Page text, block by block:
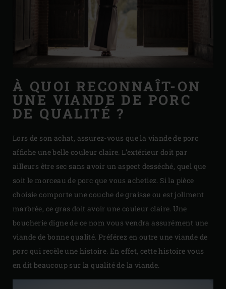
À QUOI RECONNAÎT-ON
UNE VIANDE DE PORC
DE QUALITÉ ?
Lors de son achat, assurez-vous que la viande de porc
affiche une belle couleur claire. L’extérieur doit par
ailleurs être sec sans avoir un aspect desséché, quel que
soit le morceau de porc que vous achetiez. Si la pièce
choisie comporte une couche de graisse ou est joliment
marbrée, ce gras doit avoir une couleur claire. Une
boucherie digne de ce nom vous vendra assurément une
viande de bonne qualité. Préférez en outre une viande de
porc qui recèle une histoire. En effet, cette histoire vous
en dit beaucoup sur la qualité de la viande.